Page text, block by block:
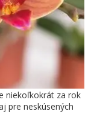
niekoľkokrát za rok
pre neskúsených